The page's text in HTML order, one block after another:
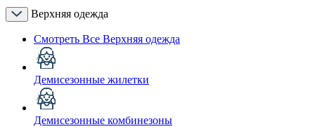
Верхняя одежда
Смотреть Все Верхняя одежда
Демисезонные жилетки
Демисезонные комбинезоны